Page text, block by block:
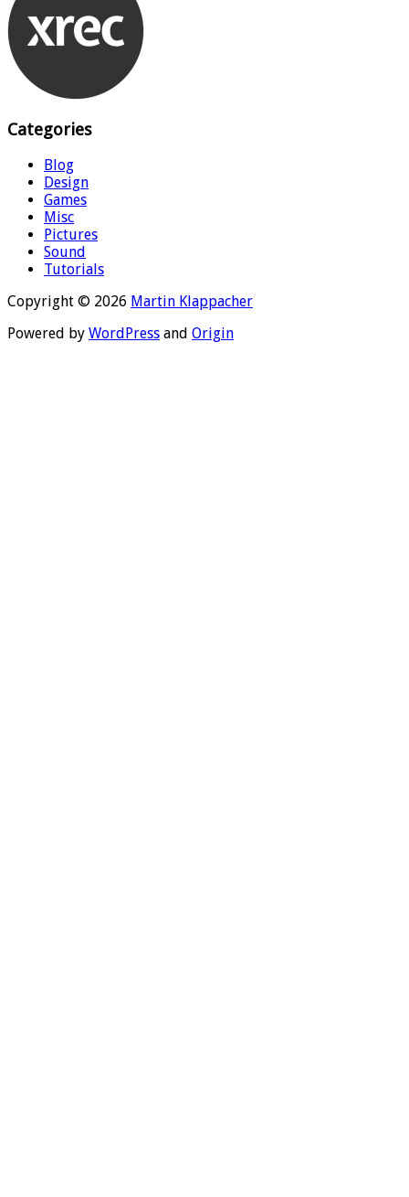
Categories
Blog
Design
Games
Misc
Pictures
Sound
Tutorials
Copyright © 2026 Martin Klappacher
Powered by WordPress and Origin